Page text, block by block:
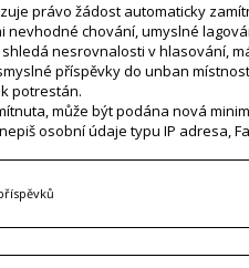
právo žádost automaticky
nevhodné chování, umyslné
nesrovnalosti v hlasování,
příspěvky do unban
potrestán.
může být podána nová
osobní údaje typu IP adresa,